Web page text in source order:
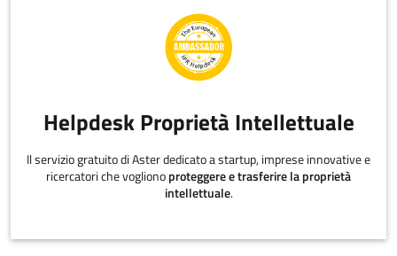
Helpdesk Proprietà Intellettuale
Il servizio gratuito di Aster dedicato a startup, imprese innovative e
ricercatori che voglionoproteggere e trasferire la proprietà
intellettuale.